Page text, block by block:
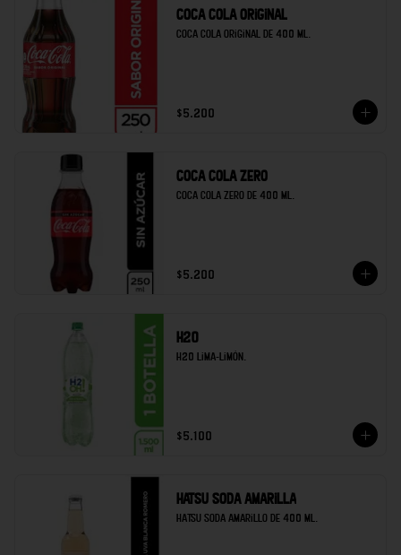
Coca cola original
Coca cola original de 400 ml.
$5.200
Coca cola zero
Coca cola zero de 400 ml.
$5.200
H20
H20 lima-limón.
$5.100
Hatsu soda amarilla
Hatsu soda amarillo de 400 ml.